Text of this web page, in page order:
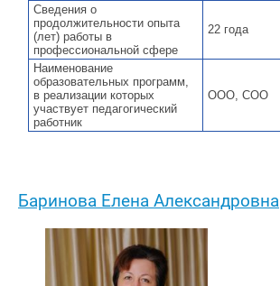
Сведения о
продолжительности опыта
(лет) работы в
профессиональной сфере
22 года
Наименование
образовательных программ,
в реализации которых
участвует педагогический
работник
ООО, СОО
Баринова Елена Александровна